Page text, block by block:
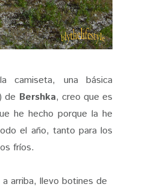
camiseta, una básica
de Bershka, creo que es
he hecho porque la he
el año, tanto para los
fríos.
arriba, llevo botines de